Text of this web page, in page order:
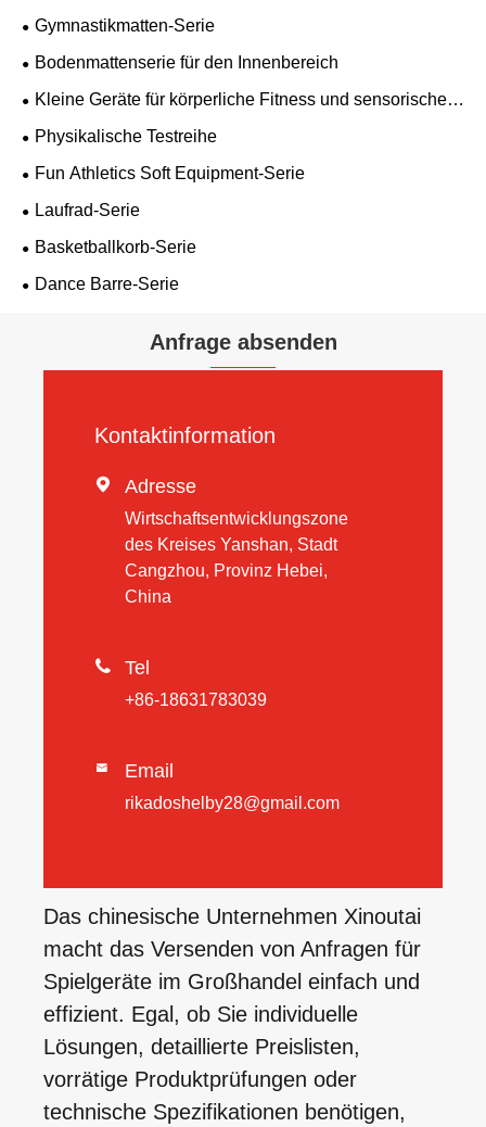
Gymnastikmatten-Serie
Bodenmattenserie für den Innenbereich
Kleine Geräte für körperliche Fitness und sensorische
Integration
Physikalische Testreihe
Fun Athletics Soft Equipment-Serie
Laufrad-Serie
Basketballkorb-Serie
Dance Barre-Serie
Anfrage absenden
Kontaktinformation
 Adresse
Wirtschaftsentwicklungszone
des Kreises Yanshan, Stadt
Cangzhou, Provinz Hebei,
China
 Tel
+86-18631783039
 Email
rikadoshelby28@gmail.com
Das chinesische Unternehmen Xinoutai
macht das Versenden von Anfragen für
Spielgeräte im Großhandel einfach und
effizient. Egal, ob Sie individuelle
Lösungen, detaillierte Preislisten,
vorrätige Produktprüfungen oder
technische Spezifikationen benötigen,